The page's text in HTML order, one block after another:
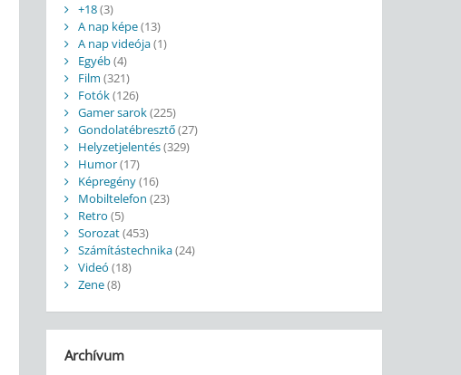
+18(3)
A nap képe(13)
A nap videója(1)
Egyéb(4)
Film (321)
Fotók(126)
Gamer sarok(225)
Gondolatébresztő(27)
Helyzetjelentés(329)
Humor(17)
Képregény(16)
Mobiltelefon (23)
Retro (5)
Sorozat(453)
Számítástechnika(24)
Videó (18)
Zene(8)
Archívum